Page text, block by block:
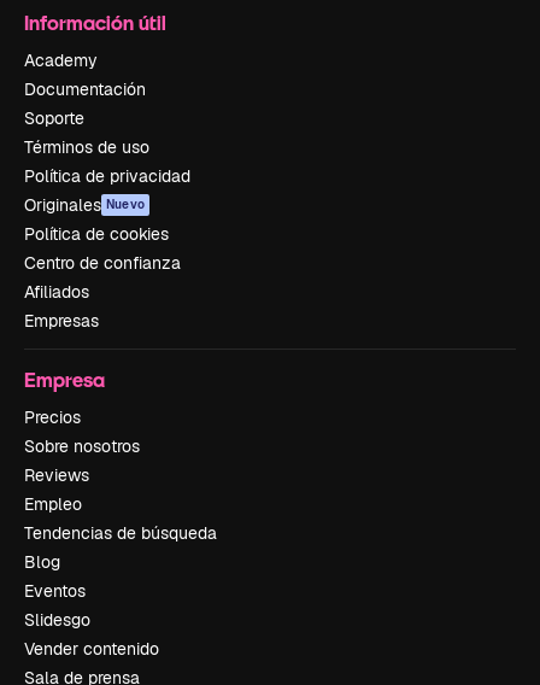
Información útil
Academy
Documentación
Soporte
Términos de uso
Política de privacidad
Originales Nuevo
Política de cookies
Centro de confianza
Afiliados
Empresas
Empresa
Precios
Sobre nosotros
Reviews
Empleo
Tendencias de búsqueda
Blog
Eventos
Slidesgo
Vender contenido
Sala de prensa